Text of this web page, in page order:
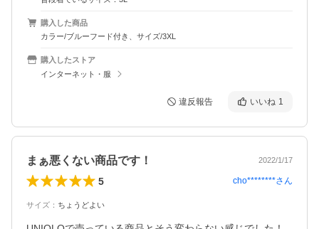
購入した商品
カラー/ブルーフード付き、サイズ/3XL
購入したストア
インターネット・服
違反報告 いいね 1
まぁ悪くない商品です！ 2022/1/17
5 cho********さん
サイズ ： ちょうどよい